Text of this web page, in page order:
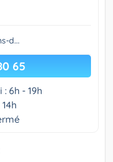
d...
65
6h - 19h